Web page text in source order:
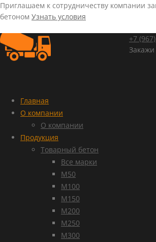
Приглашаем к сотрудничеству компании
бетоном Узнать условия
+7 (967)
Главная
О компании
О компании
Продукция
Товарный бетон
Все марки
М50
М100
М150
М200
М250
М300